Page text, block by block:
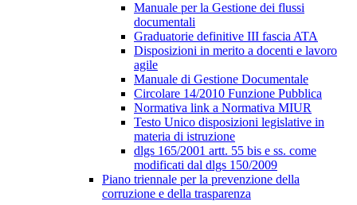
Manuale per la Gestione dei flussi
documentali
Graduatorie definitive III fascia ATA
Disposizioni in merito a docenti e lavoro
agile
Manuale di Gestione Documentale
Circolare 14/2010 Funzione Pubblica
Normativa link a Normativa MIUR
Testo Unico disposizioni legislative in
materia di istruzione
dlgs 165/2001 artt. 55 bis e ss. come
modificati dal dlgs 150/2009
Piano triennale per la prevenzione della
corruzione e della trasparenza